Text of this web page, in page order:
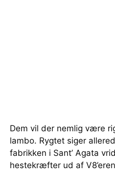
Dem vil der nemlig være
lambo. Rygtet siger
fabrikken i Sant’ Agata
hestekræfter ud af